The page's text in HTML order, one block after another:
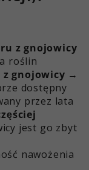
z gnojowicy
roślin
z gnojowicy →
dostępny
przez lata
jest go zbyt
nawożenia